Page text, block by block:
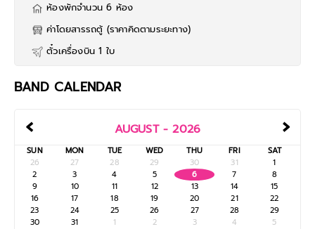
ห้องพักจำนวน 6 ห้อง
ค่าโดยสารรถตู้ (ราคาคิดตามระยะทาง)
ตั๋วเครื่องบิน 1 ใบ
BAND CALENDAR
‹ ›
AUGUST - 2026
SUN MON TUE WED THU FRI
SAT
26
27 28 29 30 31
1
2
3 4 5 6 7
8
9
10 11 12 13 14
15
16
17 18 19 20 21
22
23
24 25 26 27 28
29
30
31 1 2 3 4 5